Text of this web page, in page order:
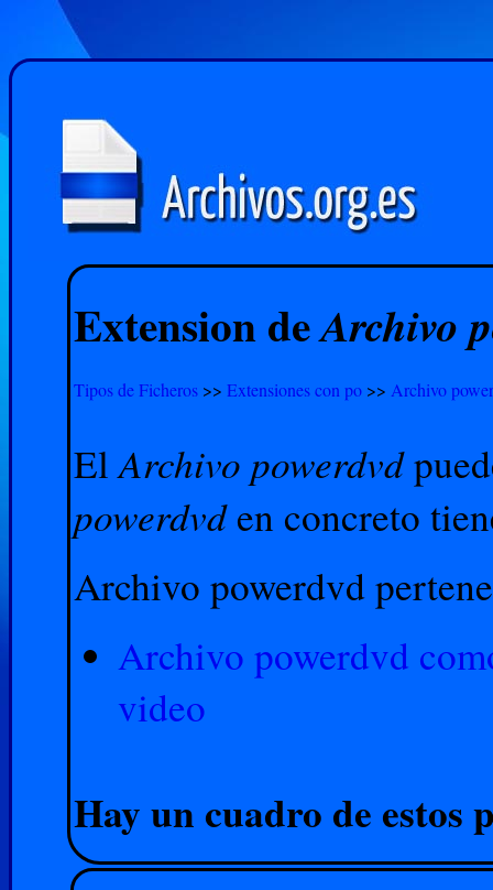
Extension deArchivo
Tipos de Ficheros >> Extensiones con po >> Archivo
ElArchivo powerdvd
powerdvden concreto
Archivo powerdvd
Archivo powerdvd
video
Hay un cuadro de estos